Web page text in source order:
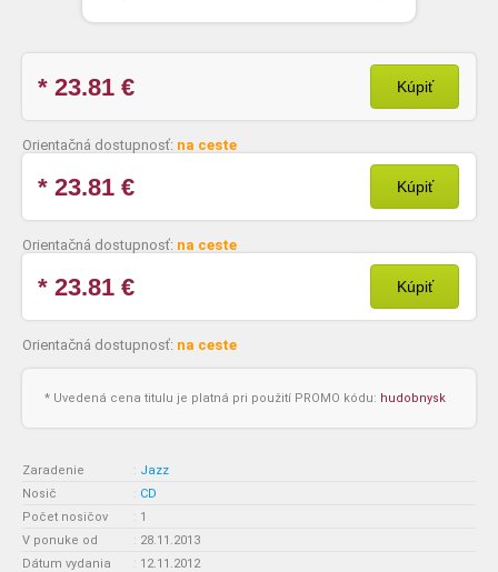
* 23.81 € Kúpiť
Orientačná dostupnosť: na ceste
* 23.81 € Kúpiť
Orientačná dostupnosť: na ceste
* 23.81 € Kúpiť
Orientačná dostupnosť: na ceste
* Uvedená cena titulu je platná pri použití PROMO kódu: hudobnysk
Zaradenie : Jazz
Nosič
: CD
Počet nosičov
: 1
V ponuke od
: 28.11.2013
Dátum vydania
: 12.11.2012